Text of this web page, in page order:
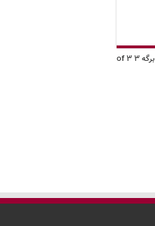
برگه 3 of 3